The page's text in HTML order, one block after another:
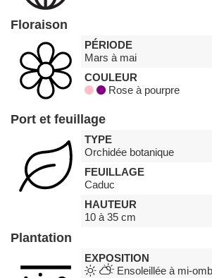
Floraison
PÉRIODE
Mars à mai
COULEUR
Rose à pourpre
Port et feuillage
TYPE
Orchidée botanique
FEUILLAGE
Caduc
HAUTEUR
10 à 35 cm
Plantation
EXPOSITION
Ensoleillée à mi-